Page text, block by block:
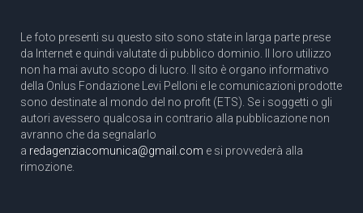
Le foto presenti su questo sito sono state in larga parte prese
da Internet e quindi valutate di pubblico dominio. Il loro utilizzo
non ha mai avuto scopo di lucro. Il sito è organo informativo
della Onlus Fondazione Levi Pelloni e le comunicazioni prodotte
sono destinate al mondo del no profit (ETS). Se i soggetti o gli
autori avessero qualcosa in contrario alla pubblicazione non
avranno che da segnalarlo
a redagenziacomunica@gmail.com e si provvederà alla
rimozione.